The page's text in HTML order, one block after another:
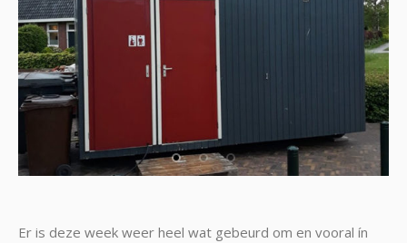
Er is deze week weer heel wat gebeurd om en vooral ín